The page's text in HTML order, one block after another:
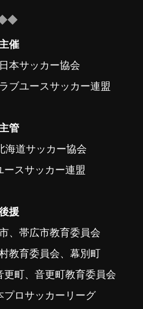
主催
本サッカー協会
ブユースサッカー連盟
主管
海道サッカー協会
ースサッカー連盟
援
、帯広市教育委員会
教育委員会、幕別町
町、音更町教育委員会
プロサッカーリーグ